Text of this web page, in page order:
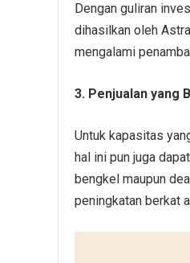
Dengan guliran
dihasilkan oleh
mengalami
3. Penjualan yang
Untuk kapasitas
hal ini pun juga
bengkel maupun
peningkatan berkat